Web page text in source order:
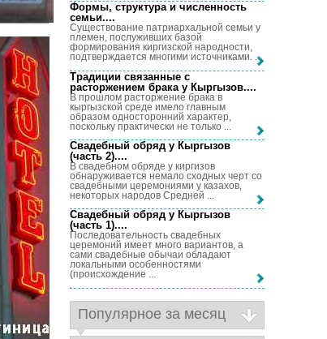
Формы, структура и численность
семьи....
Существование патриархальной семьи у
племен, послуживших базой
формирования киргизской народности,
подтверждается многими источниками. ...
Традиции связанные с
расторжением брака у Кыргызов....
В прошлом расторжение брака в
кыргызской среде имело главным
образом односторонний характер,
поскольку практически не только ...
Свадебный обряд у Кыргызов
(часть 2)....
В свадебном обряде у киргизов
обнаруживается немало сходных черт со
свадебными церемониями у казахов,
некоторых народов Средней ...
Свадебный обряд у Кыргызов
(часть 1)....
Последовательность свадебных
церемоний имеет много вариантов, а
сами свадебные обычаи обладают
локальными особенностями
(происхождение ...
Популярное за месяц